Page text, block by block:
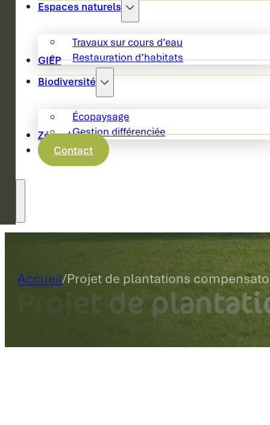
Espaces naturels
Travaux sur cours d’eau
Restauration d’habitats
GIEP
Biodiversité
Écopaysage
Gestion différenciée
Zéro phyto
Contact
Accueil/Projet de plantations
Projet de